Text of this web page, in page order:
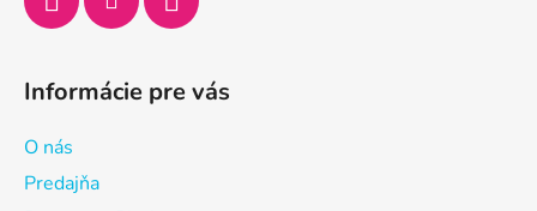
Informácie pre vás
O nás
Predajňa